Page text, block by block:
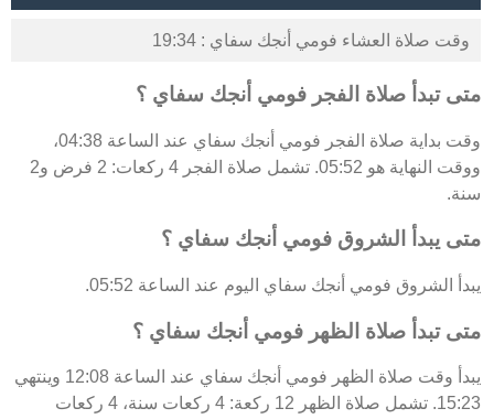
وقت صلاة العشاء فومي أنجك سفاي : 19:34
متى تبدأ صلاة الفجر فومي أنجك سفاي ؟
وقت بداية صلاة الفجر فومي أنجك سفاي عند الساعة 04:38،
ووقت النهاية هو 05:52. تشمل صلاة الفجر 4 ركعات: 2 فرض و2
سنة.
متى يبدأ الشروق فومي أنجك سفاي ؟
يبدأ الشروق فومي أنجك سفاي اليوم عند الساعة 05:52.
متى تبدأ صلاة الظهر فومي أنجك سفاي ؟
يبدأ وقت صلاة الظهر فومي أنجك سفاي عند الساعة 12:08 وينتهي
15:23. تشمل صلاة الظهر 12 ركعة: 4 ركعات سنة، 4 ركعات